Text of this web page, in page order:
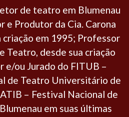
de teatro em Blumenau
e Produtor da Cia. Carona
criação em 1995; Professor
Teatro, desde sua criação
e/ou Jurado do FITUB –
de Teatro Universitário de
– Festival Nacional de
em suas últimas